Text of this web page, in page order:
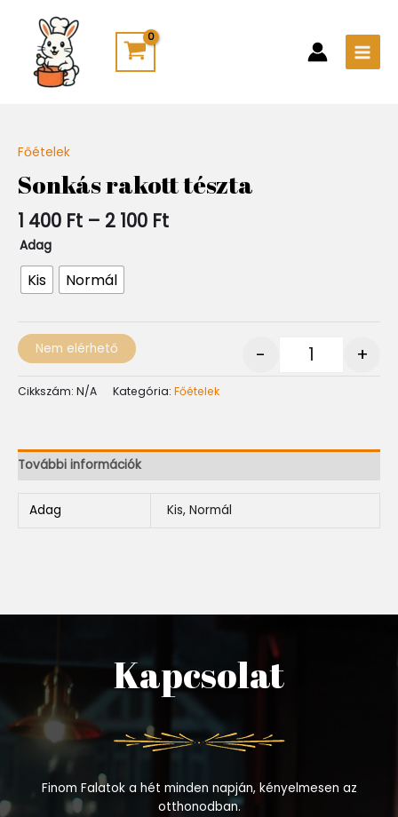
content
Főételek
Sonkás rakott tészta
1 400 Ft – 2 100 Ft
1
400 Ft
-
2
Adag
Kis Normál
- +
Nem elérhető
Cikkszám: N/A Kategória: Főételek
További információk
Adag Kis, Normál
Kapcsolat
Finom Falatok a hét minden napján, kényelmesen az
otthonodban.